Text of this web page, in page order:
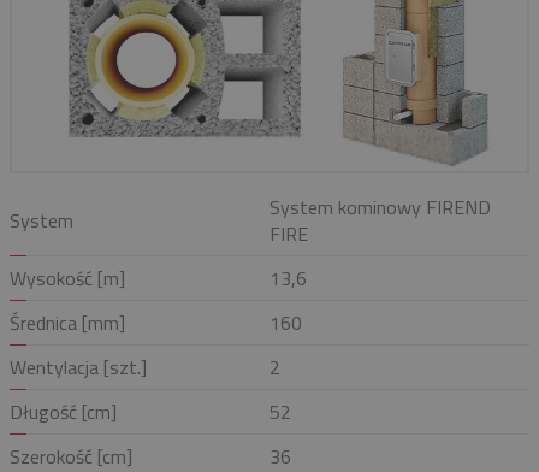
System
System kominowy FIREND
FIRE
Wysokość [m]
13,6
Średnica [mm]
160
Wentylacja [szt.]
2
Długość [cm]
52
Szerokość [cm]
36